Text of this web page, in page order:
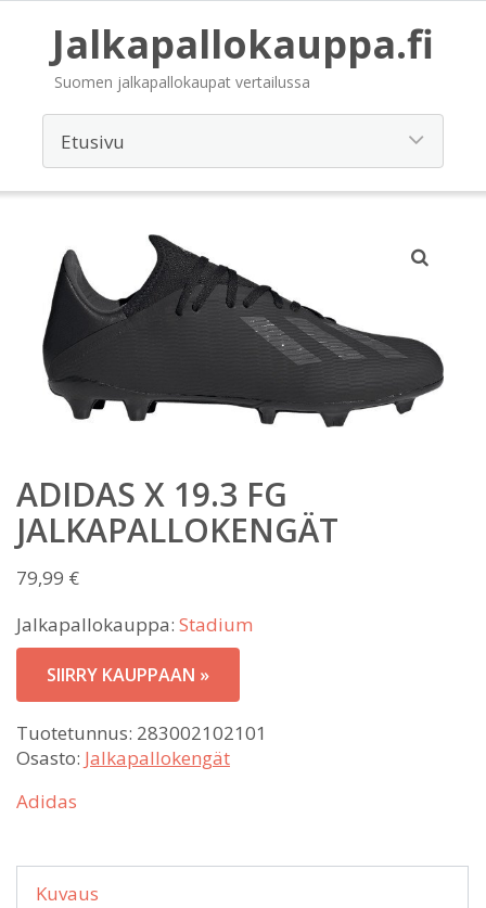
Jalkapallokauppa.fi
Suomen jalkapallokaupat vertailussa
ADIDAS X 19.3 FG
JALKAPALLOKENGÄT
79,99 €
Jalkapallokauppa: Stadium
SIIRRY KAUPPAAN »
Tuotetunnus: 283002102101
Osasto: Jalkapallokengät
Adidas
Kuvaus